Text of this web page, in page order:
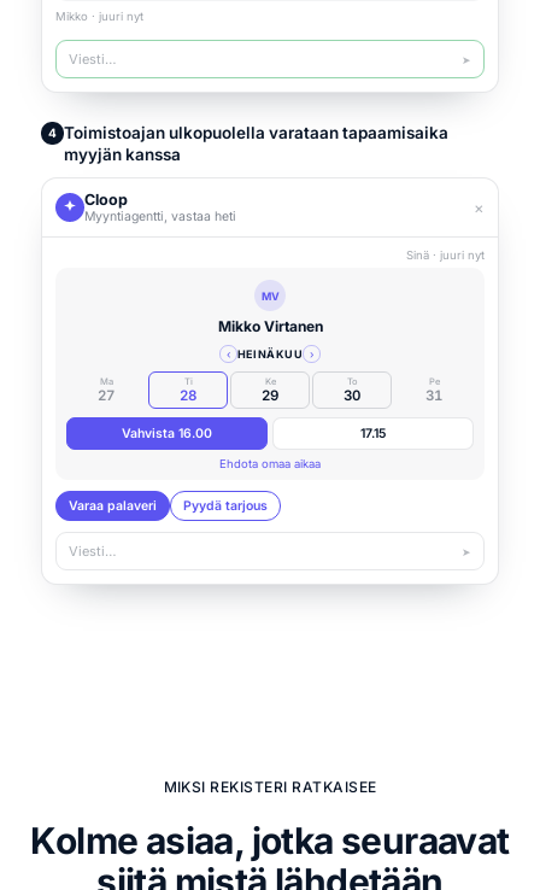
Mikko · juuri nyt
Viesti… ➤
4 Toimistoajan ulkopuolella varataan tapaamisaika
myyjän kanssa
Cloop
Myyntiagentti, vastaa heti ×
Sinä · juuri nyt
MV
Mikko Virtanen
‹ HEINÄKUU ›
Ma
27
Ti
28
Ke
29
To
30
Pe
31
Vahvista 16.00 17.15
Ehdota omaa aikaa
Varaa palaveri Pyydä tarjous
Viesti… ➤
MIKSI REKISTERI RATKAISEE
Kolme asiaa, jotka seuraavat